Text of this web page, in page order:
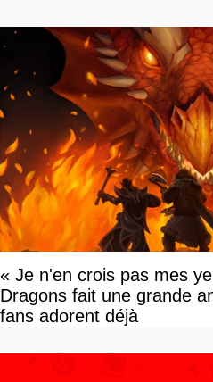
« Je n'en crois pas mes
Dragons fait une grande
fans adorent déjà